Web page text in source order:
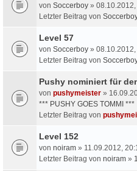
von Soccerboy »
Letzter Beitrag von
Level 57
von Soccerboy »
Letzter Beitrag von
Pushy nominiert für
von pushymeister »
*** PUSHY GOES TOMMI ***
Letzter Beitrag von
Level 152
von noiram » 11.09.2012,
Letzter Beitrag von noiram »